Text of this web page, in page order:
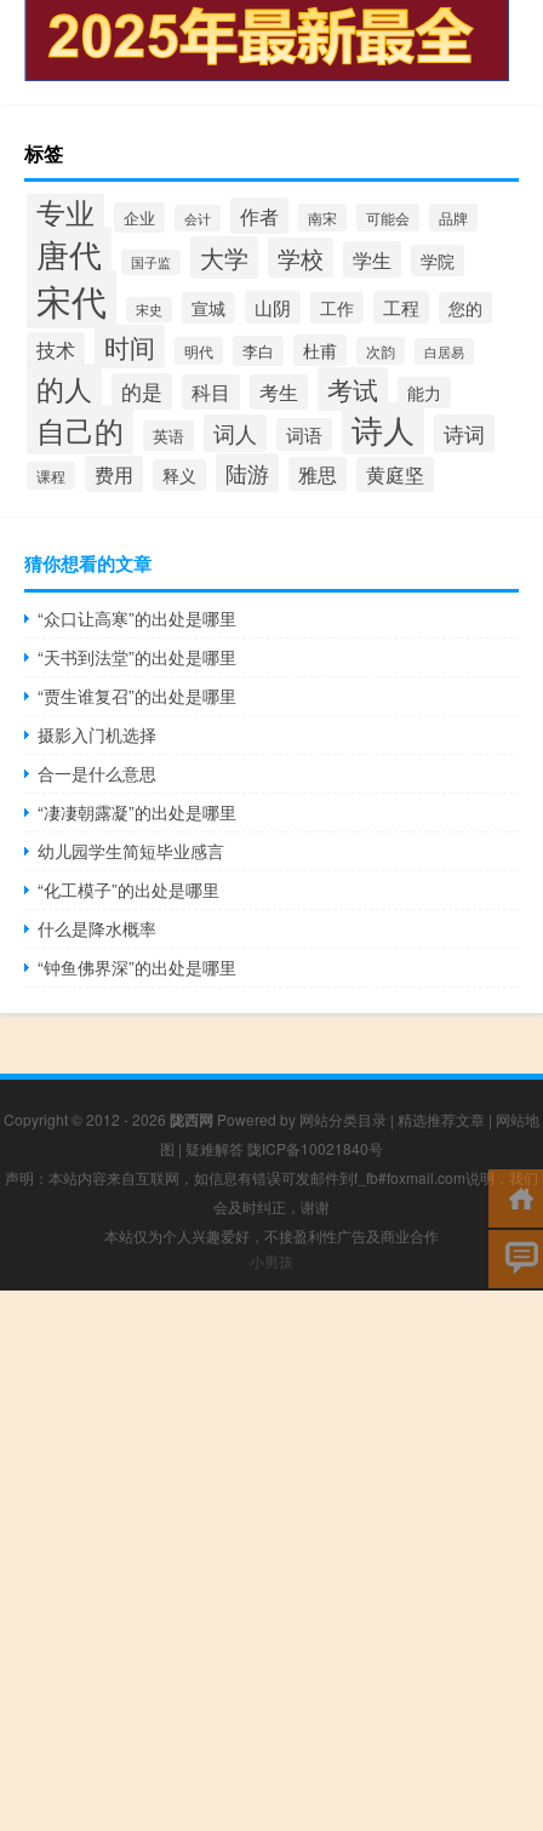
标签
专业 企业 会计 作者 南宋 可能会 品牌
唐代 国子监 大学 学校 学生 学院
宋代 宋史 宣城 山阴 工作 工程 您的
技术 时间 明代 李白 杜甫 次韵 白居易
的人 的是 科目 考生 考试 能力
自己的 英语 词人 词语 诗人 诗词
课程 费用 释义 陆游 雅思 黄庭坚
猜你想看的文章
“众口让高寒”的出处是哪里
“天书到法堂”的出处是哪里
“贾生谁复召”的出处是哪里
摄影入门机选择
合一是什么意思
“凄凄朝露凝”的出处是哪里
幼儿园学生简短毕业感言
“化工模子”的出处是哪里
什么是降水概率
“钟鱼佛界深”的出处是哪里
Copyright © 2012 - 2026 陇西网 Powered by 网站分类目录 | 精选推荐文章 | 网站地
图 | 疑难解答 陇ICP备10021840号
声明：本站内容来自互联网，如信息有错误可发邮件到f_fb#foxmail.com说明，我们
会及时纠正，谢谢
本站仅为个人兴趣爱好，不接盈利性广告及商业合作
小男孩